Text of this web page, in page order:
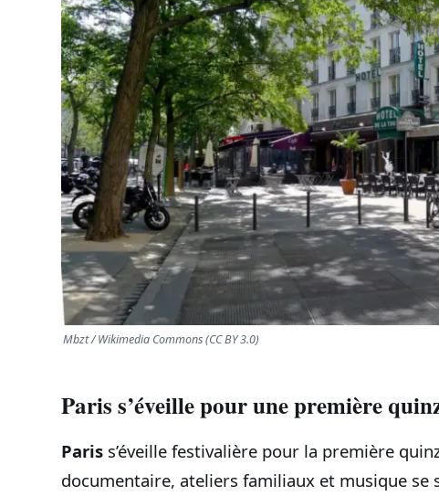
Mbzt / Wikimedia Commons (CC BY 3.0)
Paris s’éveille pour une première
Paris s’éveille festivalière pour la première
documentaire, ateliers familiaux et musique se